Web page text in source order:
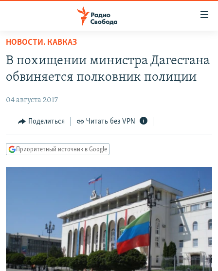
упрощенного
доступа
Вернуться
основному
Вернутся
главной
навигации
Вернутся
ПОДКАСТЫ
ЦИТАТЫ СВОБОДЫ
МНЕНИЯ
IDEL.РЕАЛИИ
СИБИРЬ.РЕАЛИИ
РАСПИСАНИЕ ВЕЩАНИЯ
ПОДПИШИТЕСЬ НА РАССЫЛКУ
НОВОСТИ. КАВКАЗ
В похищении министра Дагестана
обвиняется полковник полиции
04 августа 2017
Поделиться Читать без VPN
Приоритетный источник в Google